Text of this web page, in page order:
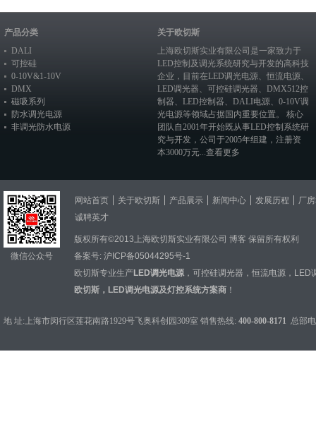
产品分类
DALI
可控硅
0-10V&1-10V
DMX
磁吸系列
防水调光电源
非调光防水电源
关于欧切斯
上海欧切斯实业有限公司是一家致力于
LED控制及调光系统研究与开发的高科技
企业，目前在LED调光电源、恒流电源、
LED调光器、 可控硅调光器、 DMX512控
制器、 LED控制器、 DALI电源、 0-10V调
光电源等领域占据国内重要位置。 核心
团队自2001年开始既从事LED控制系统研
究与开发，公司于2005年组建，注册资
本3000万元...查看更多
微信公众号
网站首页 关于欧切斯 产品展示 新闻中心 发展历程
厂
诚聘英才
版权所有©2013上海欧切斯实业有限公司 博客 保留所有权利
备案号: 沪ICP备05044295号-1
欧切斯专业生产LED调光电源 ， 可控硅调光器 ， 恒流电源 ， LED
欧切斯，LED调光电源及灯控系统方案商 ！
地 址:上海市闵行区莲花南路1929号飞奥科创园309室 销售热线: 400-800-8171 总部